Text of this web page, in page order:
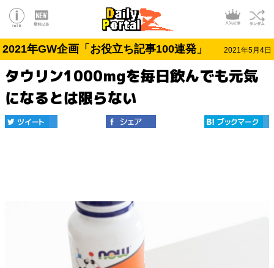
2021年GW企画「お役立ち記事100連発」 2021年5月4日
タウリン1000mgを毎日飲んでも元気
になるとは限らない